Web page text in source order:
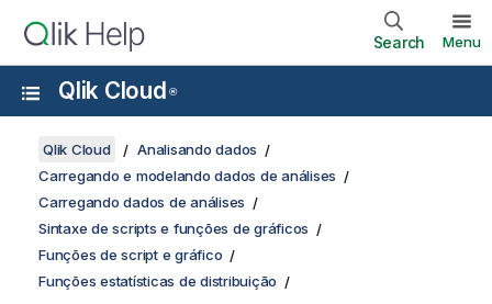
Search Menu
Qlik Cloud ®
Qlik Cloud
Analisando dados
Carregando e modelando dados de análises
Carregando dados de análises
Sintaxe de scripts e funções de gráficos
Funções de script e gráfico
Funções estatísticas de distribuição